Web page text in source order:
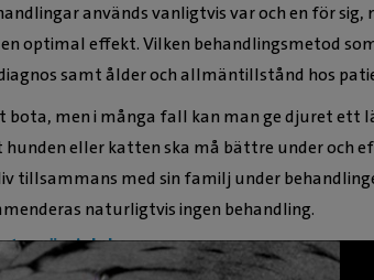
används vanligtvis var och en för
optimal effekt. Vilken behandlingsmetod
samt ålder och allmäntillstånd hos
bota, men i många fall kan man ge djuret ett
eller katten ska må bättre under och
tillsammans med sin familj under
naturligtvis ingen behandling.
tumörsjukdomar.